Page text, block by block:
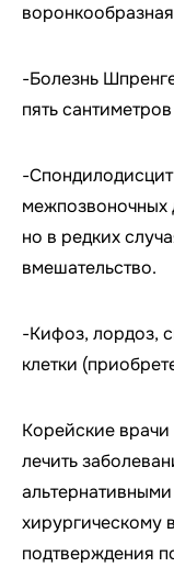
-Болезнь
пять
-
межпозвоночных
но в редких
вмешательство.
-Кифоз, лордоз,
клетки
Корейские
лечить
хирургическому
подтверждения